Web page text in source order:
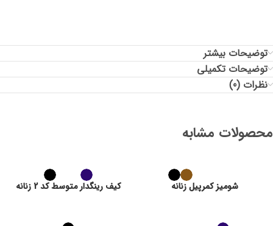
توضیحات بیشتر
توضیحات تکمیلی
نظرات (0)
محصولات مشابه
شومیز کمرپیل زنانه کیف رینگدار متوسط کد 2 زنانه